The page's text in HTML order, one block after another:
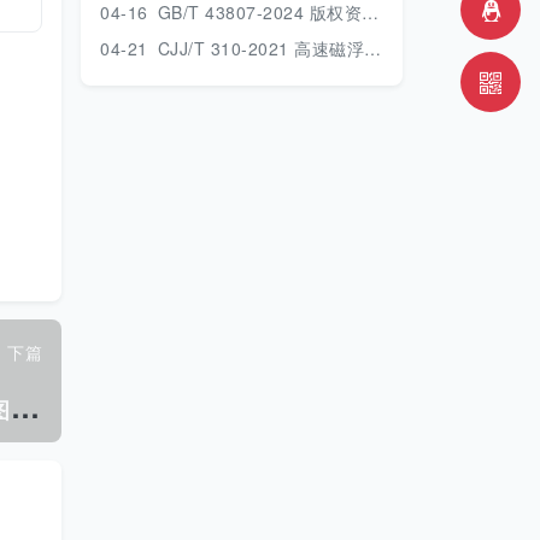
下篇
J
B/T 12371—2015 印刷机械单张纸激光图案压印机
04-16 GB/T 43807-2024 版权资产管理体系 要求.pdf
04-21 CJJ/T 310-2021 高速磁浮交通设计标准.pdf